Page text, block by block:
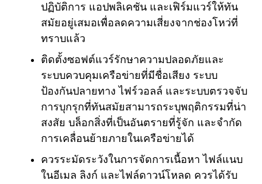
ปฏิบัติการ แอปพลิเคชัน และเฟิร์มแวร์ให้ทัน
สมัยอยู่เสมอเพื่อลดความเสี่ยงจากช่องโหว่ที่
ทราบแล้ว
ติดตั้งซอฟต์แวร์รักษาความปลอดภัยและ
ระบบควบคุมเครือข่ายที่มีชื่อเสียง ระบบ
ป้องกันปลายทาง ไฟร์วอลล์ และระบบตรวจจับ
การบุกรุกที่ทันสมัยสามารถระบุพฤติกรรมที่น่า
สงสัย บล็อกสิ่งที่เป็นอันตรายที่รู้จัก และจำกัด
การเคลื่อนย้ายภายในเครือข่ายได้
ควรระมัดระวังในการจัดการเนื้อหา ไฟล์แนบ
ในอีเมล ลิงก์ และไฟล์ดาวน์โหลด ควรได้รับ